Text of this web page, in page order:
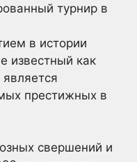
турнир в
в истории
известный как
престижных в
свершений и